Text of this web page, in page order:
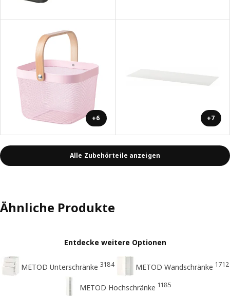
+6 +7
Alle Zubehörteile anzeigen
Ähnliche Produkte
Entdecke weitere Optionen
METOD Unterschränke 3184 METOD Wandschränke 1712
METOD Hochschränke 1185